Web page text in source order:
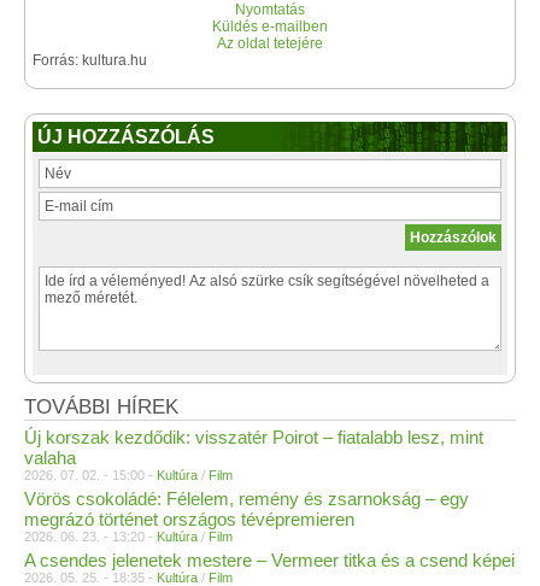
Nyomtatás
Küldés e-mailben
Az oldal tetejére
Forrás: kultura.hu
ÚJ HOZZÁSZÓLÁS
TOVÁBBI HÍREK
Új korszak kezdődik: visszatér Poirot – fiatalabb lesz, mint
valaha
2026. 07. 02. - 15:00 - Kultúra / Film
Vörös csokoládé: Félelem, remény és zsarnokság – egy
megrázó történet országos tévépremieren
2026. 06. 23. - 13:20 - Kultúra / Film
A csendes jelenetek mestere – Vermeer titka és a csend képei
2026. 05. 25. - 18:35 - Kultúra / Film